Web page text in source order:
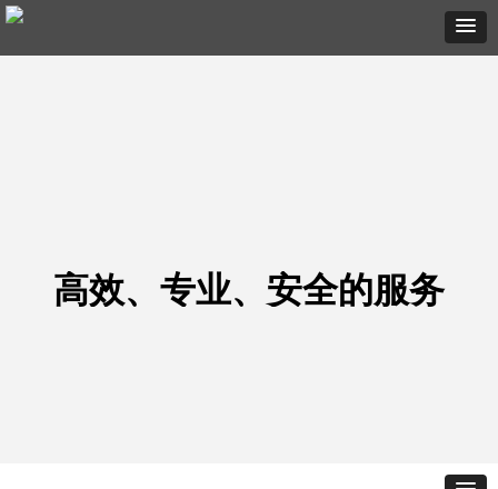
高效、专业、安全的服务